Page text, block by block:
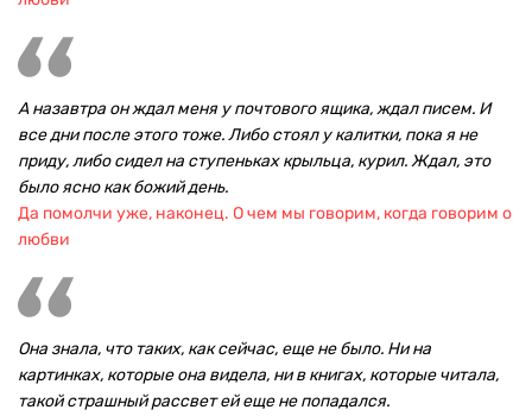
А назавтра он ждал меня у почтового ящика, ждал писем. И
все дни после этого тоже. Либо стоял у калитки, пока я не
приду, либо сидел на ступеньках крыльца, курил. Ждал, это
было ясно как божий день.
Да помолчи уже, наконец. О чем мы говорим, когда говорим о
любви
Она знала, что таких, как сейчас, еще не было. Ни на
картинках, которые она видела, ни в книгах, которые читала,
такой страшный рассвет ей еще не попадался.